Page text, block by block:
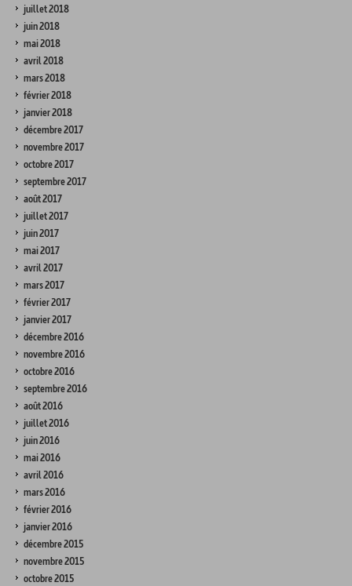
juillet 2018
juin 2018
mai 2018
avril 2018
mars 2018
février 2018
janvier 2018
décembre 2017
novembre 2017
octobre 2017
septembre 2017
août 2017
juillet 2017
juin 2017
mai 2017
avril 2017
mars 2017
février 2017
janvier 2017
décembre 2016
novembre 2016
octobre 2016
septembre 2016
août 2016
juillet 2016
juin 2016
mai 2016
avril 2016
mars 2016
février 2016
janvier 2016
décembre 2015
novembre 2015
octobre 2015